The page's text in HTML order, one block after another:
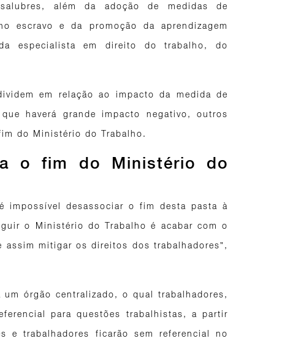
além da adoção de medidas de
escravo e da promoção da aprendizagem
especialista em direito do trabalho, do
em relação ao impacto da medida de
haverá grande impacto negativo, outros
do Ministério do Trabalho.
o fim do Ministério do
impossível desassociar o fim desta pasta à
o Ministério do Trabalho é acabar com o
mitigar os direitos dos trabalhadores”,
órgão centralizado, o qual trabalhadores,
para questões trabalhistas, a partir
e trabalhadores ficarão sem referencial no